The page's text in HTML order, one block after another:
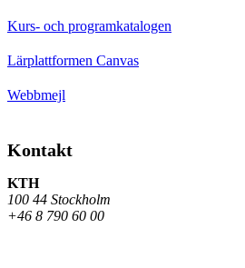
Kurs- och programkatalogen
Lärplattformen Canvas
Webbmejl
Kontakt
KTH
100 44 Stockholm
+46 8 790 60 00